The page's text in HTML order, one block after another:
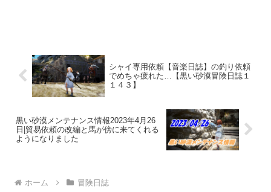
シャイ専用依頼【音楽日誌】の釣り依頼
でめちゃ疲れた…【黒い砂漠冒険日誌１
１４３】
黒い砂漠メンテナンス情報2023年4月26
日|貿易依頼の改編と馬が傍に来てくれる
ようになりました
ホーム 冒険日誌